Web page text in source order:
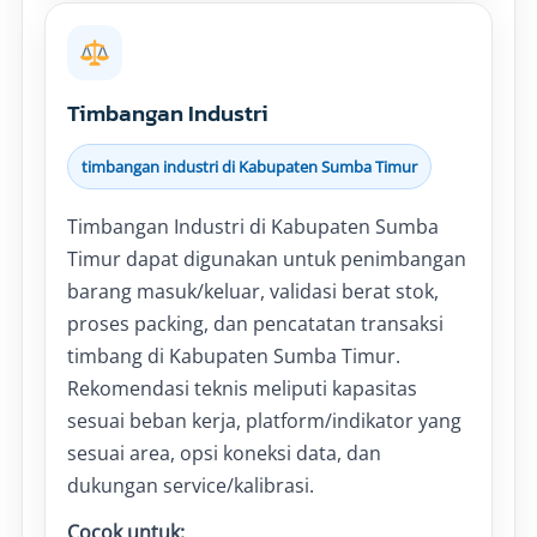
Timbangan Industri
timbangan industri di Kabupaten Sumba Timur
Timbangan Industri di Kabupaten Sumba
Timur dapat digunakan untuk penimbangan
barang masuk/keluar, validasi berat stok,
proses packing, dan pencatatan transaksi
timbang di Kabupaten Sumba Timur.
Rekomendasi teknis meliputi kapasitas
sesuai beban kerja, platform/indikator yang
sesuai area, opsi koneksi data, dan
dukungan service/kalibrasi.